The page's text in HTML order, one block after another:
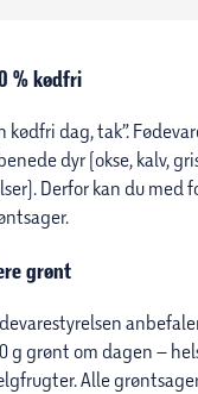
% kødfri
kødfri dag, tak”.
dyr (okse, kalv,
Derfor kan du med
grønt
g grønt om dagen –
Alle